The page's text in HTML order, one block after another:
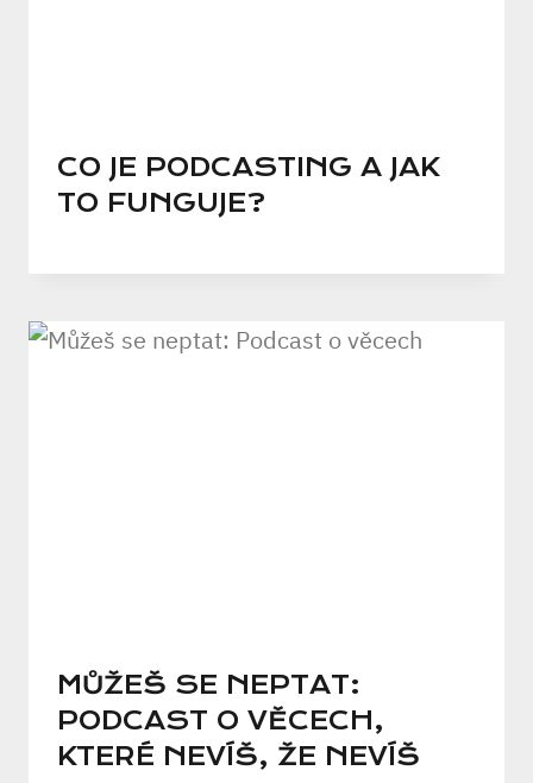
CO JE PODCASTING A JAK
TO FUNGUJE?
MŮŽEŠ SE NEPTAT:
PODCAST O VĚCECH,
KTERÉ NEVÍŠ, ŽE NEVÍŠ